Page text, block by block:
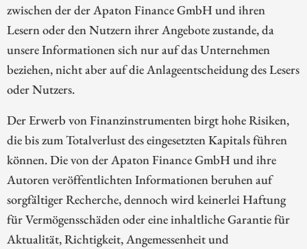
zwischen der der Apaton Finance GmbH und ihren
Lesern oder den Nutzern ihrer Angebote zustande, da
unsere Informationen sich nur auf das Unternehmen
beziehen, nicht aber auf die Anlageentscheidung des Lesers
oder Nutzers.
Der Erwerb von Finanzinstrumenten birgt hohe Risiken,
die bis zum Totalverlust des eingesetzten Kapitals führen
können. Die von der Apaton Finance GmbH und ihre
Autoren veröffentlichten Informationen beruhen auf
sorgfältiger Recherche, dennoch wird keinerlei Haftung
für Vermögensschäden oder eine inhaltliche Garantie für
Aktualität, Richtigkeit, Angemessenheit und